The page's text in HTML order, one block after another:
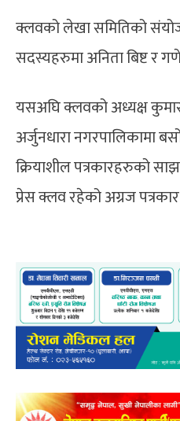
क्लवको लेखा समितिको
सदस्यहरुमा अनिता बिष्ट र
यसअघि क्लवको अध्यक्ष कुमार
अर्जुनधारा नगरपालिकामा
क्रियाशील पत्रकारहरुको
प्रेस क्लव रहेको अग्रज